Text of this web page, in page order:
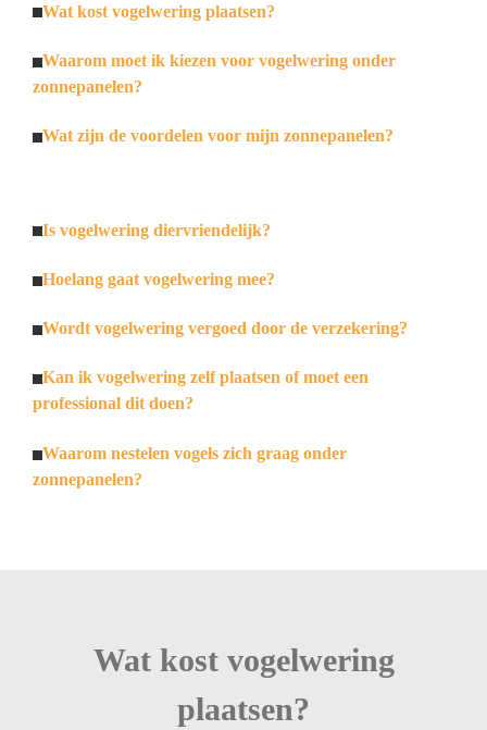
Wat kost vogelwering plaatsen?
Waarom moet ik kiezen voor vogelwering onder
zonnepanelen?
Wat zijn de voordelen voor mijn zonnepanelen?
Is vogelwering diervriendelijk?
Hoelang gaat vogelwering mee?
Wordt vogelwering vergoed door de verzekering?
Kan ik vogelwering zelf plaatsen of moet een
professional dit doen?
Waarom nestelen vogels zich graag onder
zonnepanelen?
Wat kost vogelwering
plaatsen?